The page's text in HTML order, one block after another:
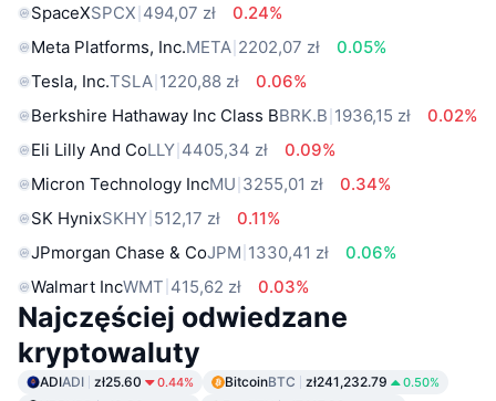
SpaceXSPCX 494,07 zł
0.24%
Meta Platforms, Inc.META 2202,07 zł
0.05%
Tesla, Inc.TSLA 1220,88 zł
0.06%
Berkshire Hathaway Inc Class BBRK.B 1936,15 zł
0.02%
Eli Lilly And CoLLY 4405,34 zł
0.09%
Micron Technology IncMU 3255,01 zł
0.34%
SK HynixSKHY 512,17 zł
0.11%
JPmorgan Chase & CoJPM 1330,41 zł
0.06%
Walmart IncWMT 415,62 zł 0.03%
Najczęściej odwiedzane
kryptowaluty
ADIADI zł25.60 0.44% BitcoinBTC zł241,232.79 0.50%